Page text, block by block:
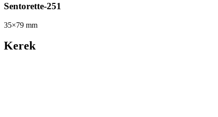
Sentorette-251
35×79 mm
Kerek